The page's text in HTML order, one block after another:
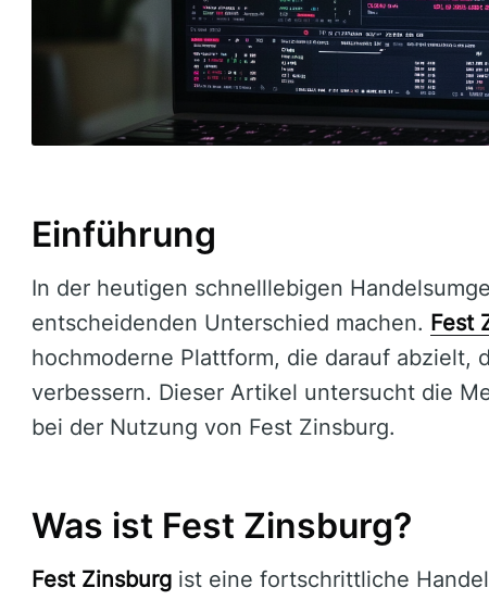
Einführung
In der heutigen schnelllebigen
entscheidenden Unterschied machen. Fest
hochmoderne Plattform, die darauf abzielt,
verbessern. Dieser Artikel untersucht die
bei der Nutzung von Fest Zinsburg.
Was ist Fest Zinsburg?
Fest Zinsburg ist eine fortschrittliche